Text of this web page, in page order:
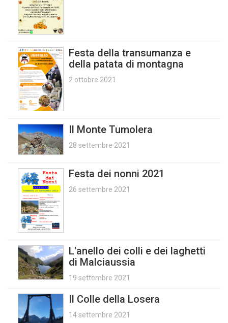
Festa della transumanza e
della patata di montagna
2 ottobre 2021
Il Monte Tumolera
28 settembre 2021
Festa dei nonni 2021
26 settembre 2021
L'anello dei colli e dei laghetti
di Malciaussia
19 settembre 2021
Il Colle della Losera
14 settembre 2021